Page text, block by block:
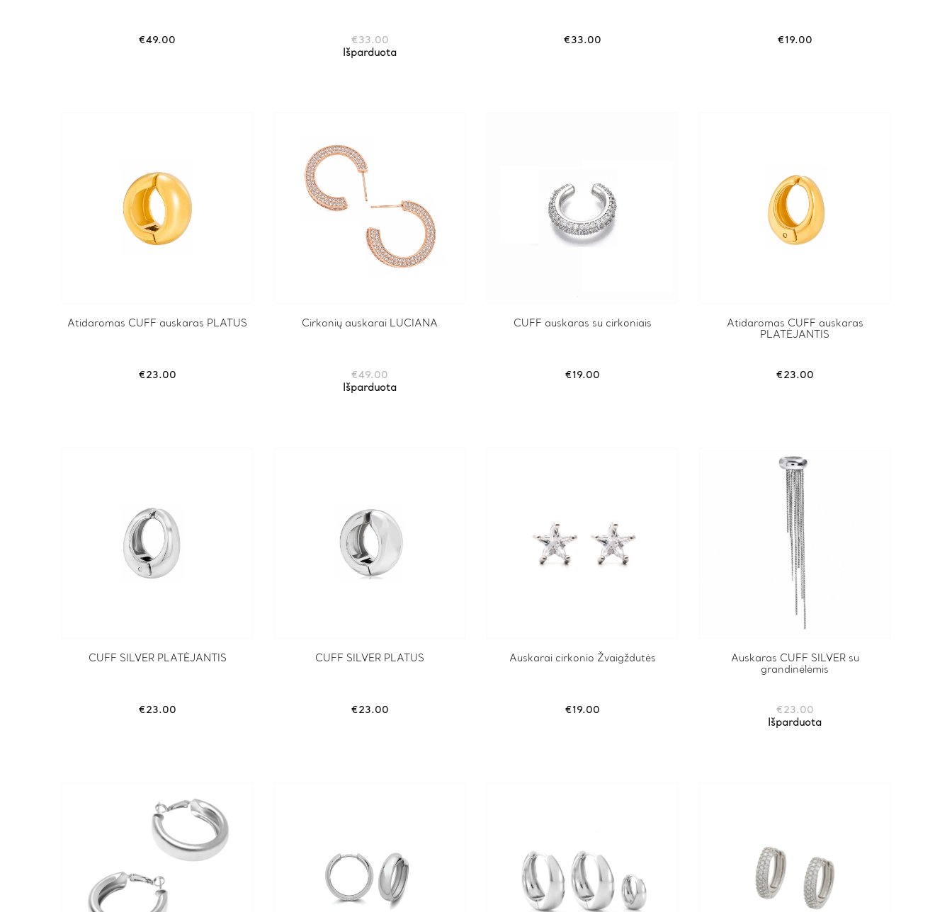
€49.00 € 33.00
Išparduota
€33.00 €19.00
Atidaromas CUFF auskaras PLATUS
€23.00
Cirkonių auskarai LUCIANA
€49.00
Išparduota
CUFF auskaras su cirkoniais
€19.00
Atidaromas CUFF auskaras
PLATĖJANTIS
€23.00
CUFF SILVER PLATĖJANTIS
€23.00
CUFF SILVER PLATUS
€23.00
Auskarai cirkonio Žvaigždutės
€19.00
Auskaras CUFF SILVER su
grandinėlėmis
€ 23.00
Išparduota